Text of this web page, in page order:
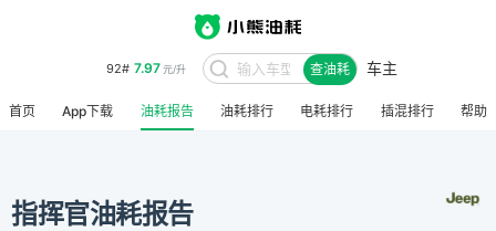
92# 7.97元/升 查油耗 车主
首页 App下载 油耗报告 油耗排行 电耗排行 插混排行 帮助
指挥官油耗报告